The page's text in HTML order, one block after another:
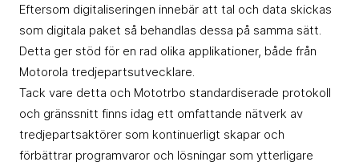
Eftersom digitaliseringen innebär att tal och data skickas
som digitala paket så behandlas dessa på samma sätt.
Detta ger stöd för en rad olika applikationer, både från
Motorola tredjepartsutvecklare.
Tack vare detta och Mototrbo standardiserade protokoll
och gränssnitt finns idag ett omfattande nätverk av
tredjepartsaktörer som kontinuerligt skapar och
förbättrar programvaror och lösningar som ytterligare